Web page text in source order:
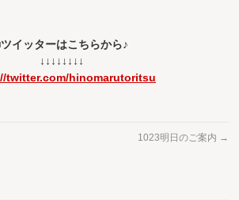
イッターはこちらから♪
↓↓↓↓↓↓↓↓
twitter.com/hinomarutoritsu
1023明日のご案内 →